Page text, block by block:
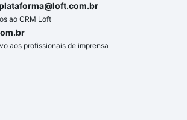
ao CRM Loft
aos profissionais de imprensa